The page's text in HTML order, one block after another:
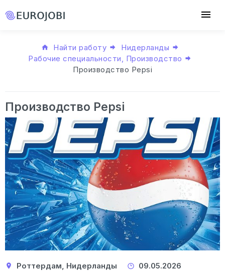
Найти работу
Нидерланды
Рабочие специальности, Производство
Производство Pepsi
Производство Pepsi
Роттердам, Нидерланды 09.05.2026